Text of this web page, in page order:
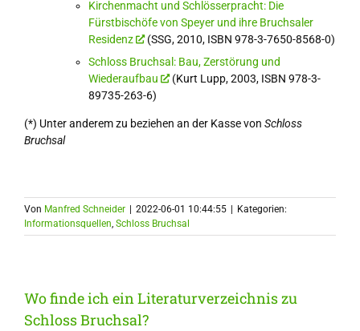
Kirchenmacht und Schlösserpracht: Die
Fürstbischöfe von Speyer und ihre Bruchsaler
Residenz
(SSG, 2010, ISBN 978-3-7650-8568-0)
Schloss Bruchsal: Bau, Zerstörung und
Wiederaufbau
(Kurt Lupp, 2003, ISBN 978-3-
89735-263-6)
(*) Unter anderem zu beziehen an der Kasse von Schloss
Bruchsal
Von Manfred Schneider 2022-06-01 10:44:55
Kategorien:
Informationsquellen, Schloss Bruchsal
Wo finde ich ein Literaturverzeichnis zu
Schloss Bruchsal?